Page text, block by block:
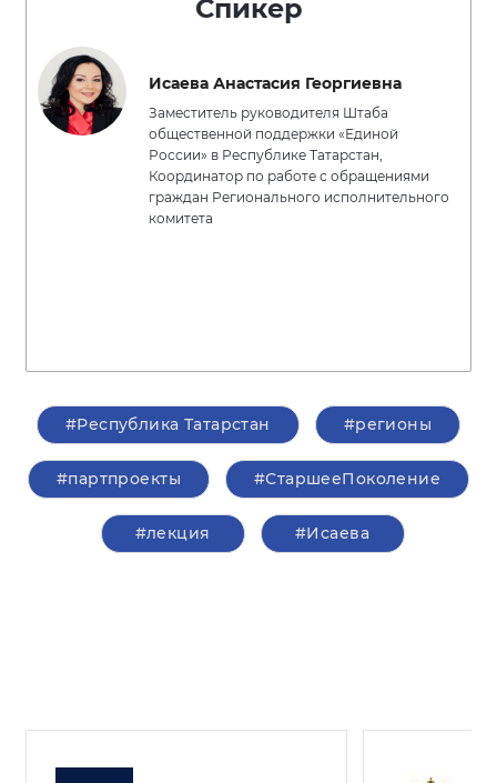
Спикер
Исаева Анастасия Георгиевна
Заместитель руководителя Штаба
общественной поддержки «Единой
России» в Республике Татарстан,
Координатор по работе с обращениями
граждан Регионального исполнительного
комитета
#Республика Татарстан #регионы
#партпроекты #СтаршееПоколение
#лекция #Исаева